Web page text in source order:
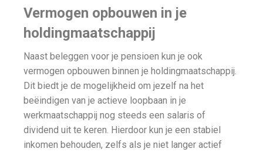
Vermogen opbouwen in je
holdingmaatschappij
Naast beleggen voor je pensioen kun je ook
vermogen opbouwen binnen je holdingmaatschappij.
Dit biedt je de mogelijkheid om jezelf na het
beëindigen van je actieve loopbaan in je
werkmaatschappij nog steeds een salaris of
dividend uit te keren. Hierdoor kun je een stabiel
inkomen behouden, zelfs als je niet langer actief